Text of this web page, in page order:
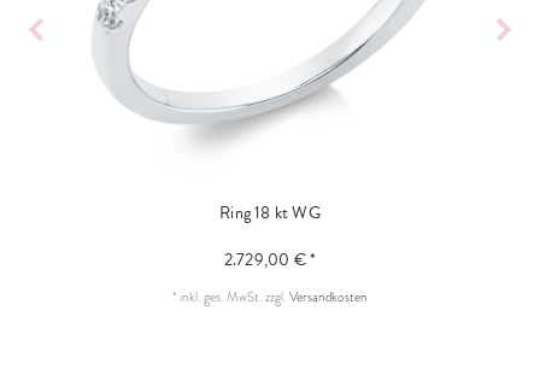
Ring 18 kt WG
2.729,00 € *
* inkl. ges. MwSt.zzgl.Versandkosten